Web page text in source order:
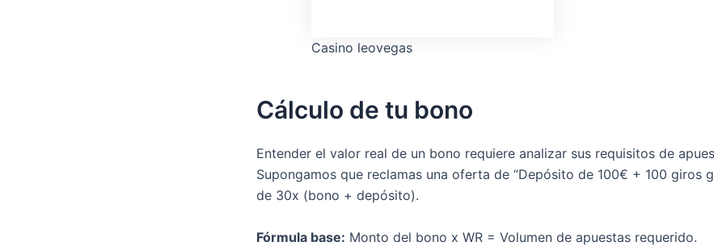
Casino leovegas
Cálculo de tu bono
Entender el valor real de un bono requiere analizar sus requisitos de
Supongamos que reclamas una oferta de “Depósito de 100€ + 100 giros
de 30x (bono + depósito).
Fórmula base: Monto del bono x WR = Volumen de apuestas requerido.